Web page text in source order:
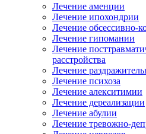
Лечение аменции
Лечение ипохондрии
Лечение обсессивно-
Лечение гипомании
Лечение
расстройства
Лечение
Лечение психоза
Лечение алекситимии
Лечение дереализации
Лечение абулии
Лечение тревожно-